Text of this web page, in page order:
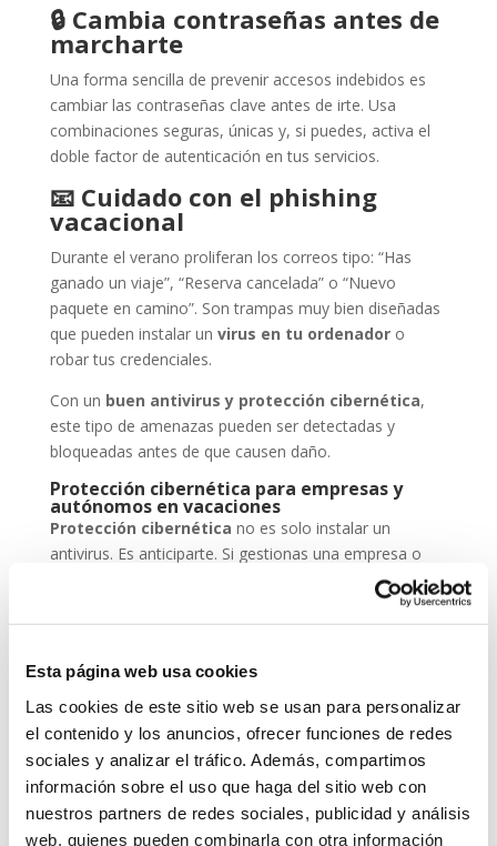
Esta página web usa cookies
Las cookies de este sitio web se usan para personalizar
el contenido y los anuncios, ofrecer funciones de redes
sociales y analizar el tráfico. Además, compartimos
información sobre el uso que haga del sitio web con
nuestros partners de redes sociales, publicidad y análisis
web, quienes pueden combinarla con otra información
🔒Cambia contraseñas antes de
marcharte
Una forma sencilla de prevenir accesos indebidos es
cambiar las contraseñas clave antes de irte. Usa
combinaciones seguras, únicas y, si puedes, activa el
doble factor de autenticación en tus servicios.
📧Cuidado con el phishing
vacacional
Durante el verano proliferan los correos tipo: “Has
ganado un viaje”, “Reserva cancelada” o “Nuevo
paquete en camino”. Son trampas muy bien diseñadas
que pueden instalar un virus en tu ordenadoro
robar tus credenciales.
Con un buen antivirus y protección cibernética,
este tipo de amenazas pueden ser detectadas y
bloqueadas antes de que causen daño.
Protección cibernética para empresas y
autónomos en vacaciones
Protección cibernética no es solo instalar un
antivirus. Es anticiparte. Si gestionas una empresa o
eres autónomo, deja tus sistemas configurados para
trabajar en remoto de forma segura, mantén backups
actualizados y asegúrate de que tu antivirus está al día.
En System Network Communication, trabajamos cada
día con autónomos y pymes que confían su seguridad
, porque entienden que un
ataque en vacaciones puede suponer una pérdida de
datos, ingresos y reputación.
En System Network Communication, trabajamos cada
día con autónomos y pymes que confían su seguridad